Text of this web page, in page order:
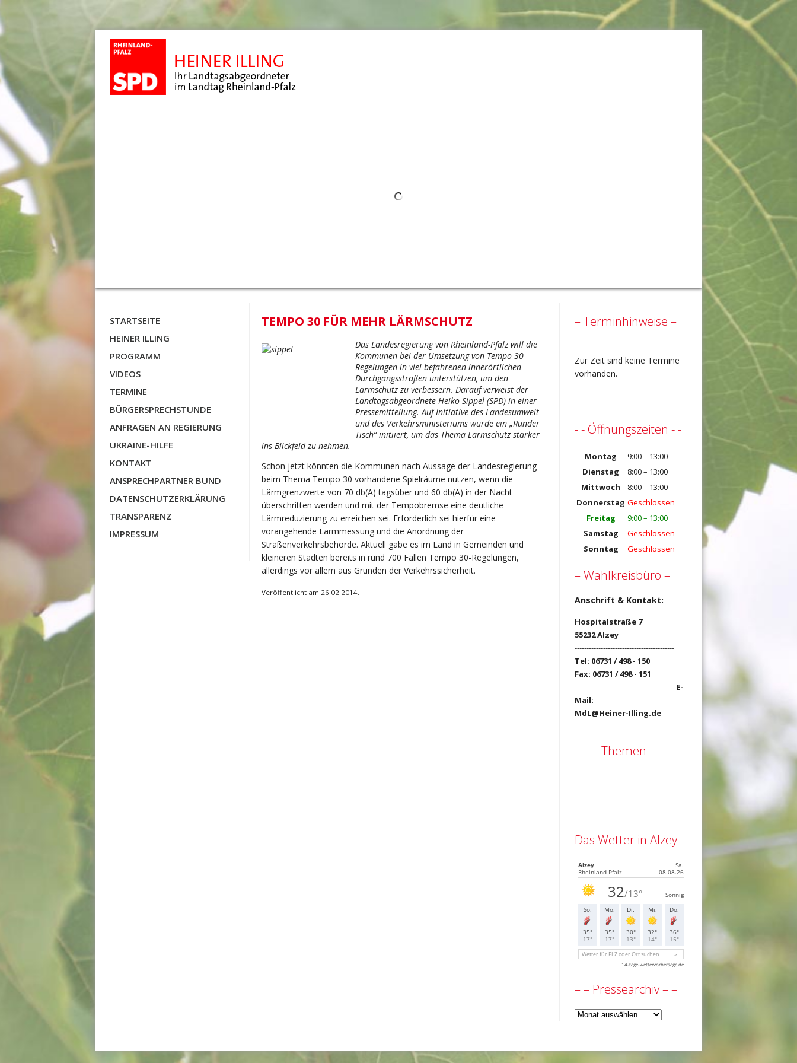
STARTSEITE
HEINER ILLING
PROGRAMM
VIDEOS
TERMINE
BÜRGERSPRECHSTUNDE
ANFRAGEN AN REGIERUNG
UKRAINE-HILFE
KONTAKT
ANSPRECHPARTNER BUND
DATENSCHUTZERKLÄRUNG
TRANSPARENZ
IMPRESSUM
TEMPO 30 FÜR MEHR LÄRMSCHUTZ
Das Landesregierung von Rheinland-Pfalz will die
Kommunen bei der Umsetzung von Tempo 30-
Regelungen in viel befahrenen innerörtlichen
Durchgangsstraßen unterstützen, um den
Lärmschutz zu verbessern. Darauf verweist der
Landtagsabgeordnete Heiko Sippel (SPD) in einer
Pressemitteilung. Auf Initiative des Landesumwelt-
und des Verkehrsministeriums wurde ein „Runder
Tisch“ initiiert, um das Thema Lärmschutz stärker
ins Blickfeld zu nehmen.
Schon jetzt könnten die Kommunen nach Aussage der Landesregierung
beim Thema Tempo 30 vorhandene Spielräume nutzen, wenn die
Lärmgrenzwerte von 70 db(A) tagsüber und 60 db(A) in der Nacht
überschritten werden und mit der Tempobremse eine deutliche
Lärmreduzierung zu erreichen sei. Erforderlich sei hierfür eine
vorangehende Lärmmessung und die Anordnung der
Straßenverkehrsbehörde. Aktuell gäbe es im Land in Gemeinden und
kleineren Städten bereits in rund 700 Fällen Tempo 30-Regelungen,
allerdings vor allem aus Gründen der Verkehrssicherheit.
Veröffentlicht am 26.02.2014.
– Terminhinweise –
Zur Zeit sind keine Termine
vorhanden.
- - Öffnungszeiten - -
Montag
9:00 – 13:00
Dienstag
8:00 – 13:00
Mittwoch
8:00 – 13:00
Donnerstag Geschlossen
Freitag
9:00 – 13:00
Samstag
Geschlossen
Sonntag
Geschlossen
– Wahlkreisbüro –
Anschrift & Kontakt:
Hospitalstraße 7
55232 Alzey
------------------------------------------
Tel: 06731 / 498 - 150
Fax: 06731 / 498 - 151
------------------------------------------ E-
Mail:
MdL@Heiner-Illing.de
------------------------------------------
– – – Themen – – –
Das Wetter in Alzey
– – Pressearchiv – –
–